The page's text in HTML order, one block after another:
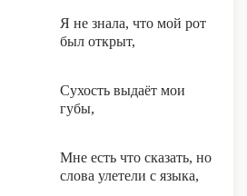
Я не знала, что мой рот
был открыт,
Сухость выдаёт мои
губы,
Мне есть что сказать, но
слова улетели с языка,